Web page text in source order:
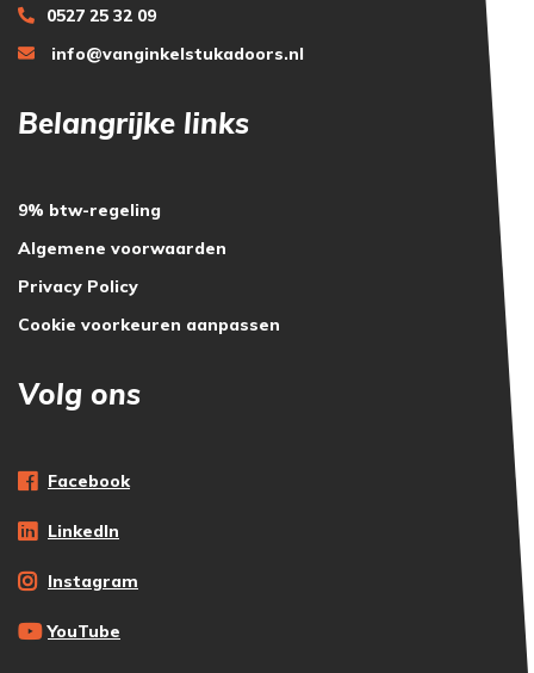
0527 25 32 09
info@vanginkelstukadoors.nl
Belangrijke links
9% btw-regeling
Algemene voorwaarden
Privacy Policy
Cookie voorkeuren aanpassen
Volg ons
Facebook
LinkedIn
Instagram
YouTube